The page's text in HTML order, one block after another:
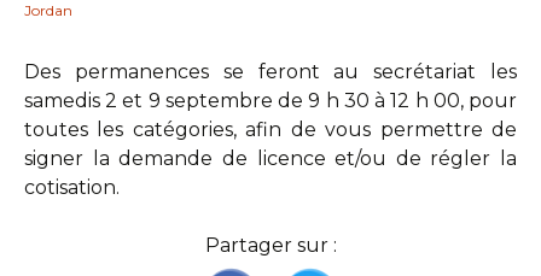
Jordan
Des permanences se feront au secrétariat les
samedis 2 et 9 septembre de 9 h 30 à 12 h 00, pour
toutes les catégories, afin de vous permettre de
signer la demande de licence et/ou de régler la
cotisation.
Partager sur :